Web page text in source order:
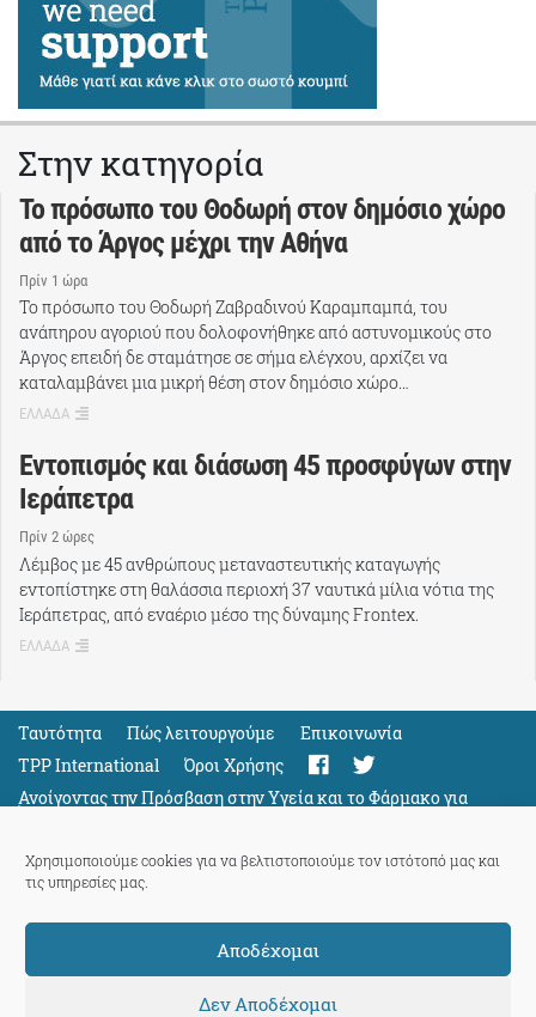
Χρησιμοποιούμε cookies για να βελτιστοποιούμε τον ιστότοπό μας και
τις υπηρεσίες μας.
Αποδέχομαι
Δεν Αποδέχομαι
Στην κατηγορία
Το πρόσωπο του Θοδωρή στον δημόσιο χώρο
από το Άργος μέχρι την Αθήνα
Πρίν 1 ώρα
Το πρόσωπο του Θοδωρή Ζαβραδινού Καραμπαμπά, του
ανάπηρου αγοριού που δολοφονήθηκε από αστυνομικούς στο
Άργος επειδή δε σταμάτησε σε σήμα ελέγχου, αρχίζει να
καταλαμβάνει μια μικρή θέση στον δημόσιο χώρο…
ΕΛΛΑΔΑ
Εντοπισμός και διάσωση 45 προσφύγων στην
Ιεράπετρα
Πρίν 2 ώρες
Λέμβος με 45 ανθρώπους μεταναστευτικής καταγωγής
εντοπίστηκε στη θαλάσσια περιοχή 37 ναυτικά μίλια νότια της
Ιεράπετρας, από εναέριο μέσο της δύναμης Frontex.
ΕΛΛΑΔΑ
Ταυτότητα Πώς λειτουργούμε
Eπικοινωνία
TPP International
Όροι Χρήσης
Ανοίγοντας την Πρόσβαση στην Υγεία και το Φάρμακο για
Όλους
Support
ThePressProject
powered by our community members